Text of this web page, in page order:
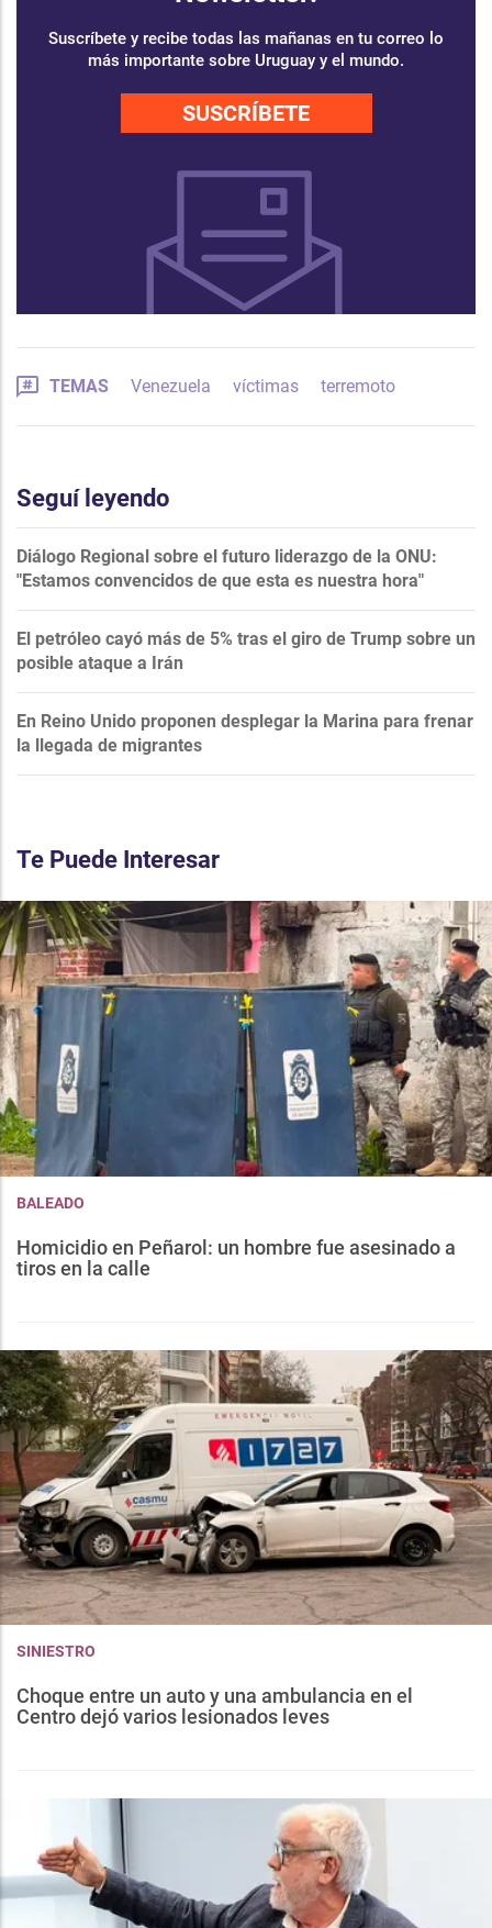
Suscríbete y recibe todas las mañanas en tu correo lo
más importante sobre Uruguay y el mundo.
SUSCRÍBETE
TEMAS Venezuela víctimas terremoto
Seguí leyendo
Diálogo Regional sobre el futuro liderazgo de la ONU:
"Estamos convencidos de que esta es nuestra hora"
El petróleo cayó más de 5% tras el giro de Trump sobre un
posible ataque a Irán
En Reino Unido proponen desplegar la Marina para frenar
la llegada de migrantes
Te Puede Interesar
BALEADO
Homicidio en Peñarol: un hombre fue asesinado a
tiros en la calle
SINIESTRO
Choque entre un auto y una ambulancia en el
Centro dejó varios lesionados leves